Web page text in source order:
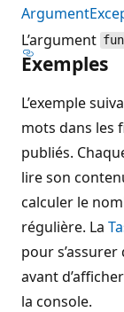
L’argument
Exemples
L’exemple
mots dans les
publiés.
lire son
calculer le
régulière. La
pour
avant
la console.